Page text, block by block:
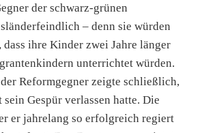
der schwarz-grünen
– denn sie würden
ihre Kinder zwei Jahre länger
unterrichtet würden.
Reformgegner zeigte schließlich,
sein Gespür verlassen hatte. Die
er jahrelang so erfolgreich regiert